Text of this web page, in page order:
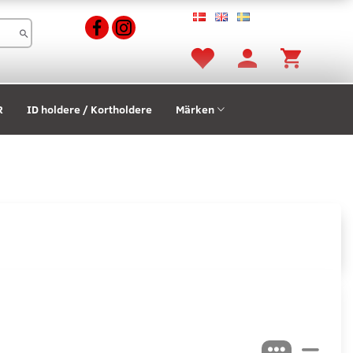
ID holdere / Kortholdere Märken